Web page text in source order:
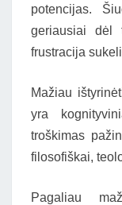
potencijas.
geriausiai dėl
frustracija
Mažiau
yra
troškimas
filosofiškai,
Pagaliau